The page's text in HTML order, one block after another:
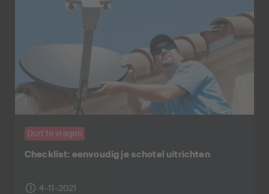
Durf te vragen
Checklist: eenvoudig je schotel uitrichten
4-11-2021